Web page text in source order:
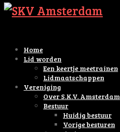
Home
Lid worden
Een keertje meetrainen
Lidmaatschappen
Vereniging
Over S.K.V. Amsterdam
Bestuur
Huidig bestuur
Vorige besturen